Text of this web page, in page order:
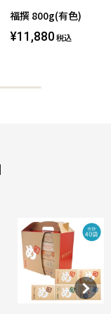
福撰 800g(有色)
¥11,880 税込